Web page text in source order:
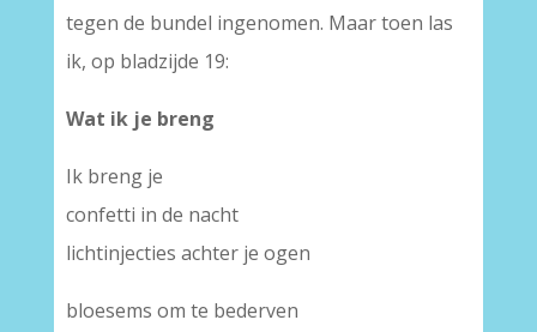
tegen de bundel ingenomen. Maar toen las
ik, op bladzijde 19:
Wat ik je breng
Ik breng je
confetti in de nacht
lichtinjecties achter je ogen
bloesems om te bederven